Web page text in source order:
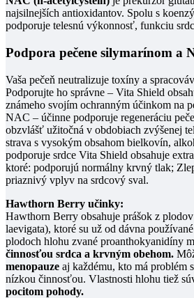
najsilnejších antioxidantov. Spolu s
podporuje telesnú výkonnosť, funkciu
Podpora pečene silymarínom a
Vaša pečeň neutralizuje toxíny a
Podporujte ho správne – Vita Shield
známeho svojím ochranným účinkom na
NAC – účinne podporuje regeneráciu
obzvlášť užitočná v obdobiach zvýšenej
strava s vysokým obsahom bielkovín,
podporuje srdce Vita Shield obsahuje
ktoré: podporujú normálny krvný tlak;
priaznivý vplyv na srdcový sval.
Hawthorn Berry učinky:
Hawthorn Berry obsahuje prášok z
laevigata), ktoré su už od dávna
plodoch hlohu zvané proanthokyanidíny
činnosťou srdca a krvným obehom.
menopauze aj každému, kto má problém
nízkou činnosťou. Vlastnosti hlohu tiež
pocitom pohody.